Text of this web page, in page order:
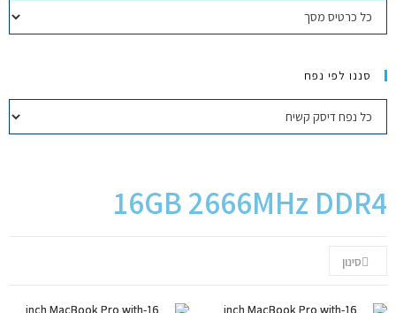
חלקים למק | Apple
סננו לפי נפח
16GB 2666MHz DDR4
סינון